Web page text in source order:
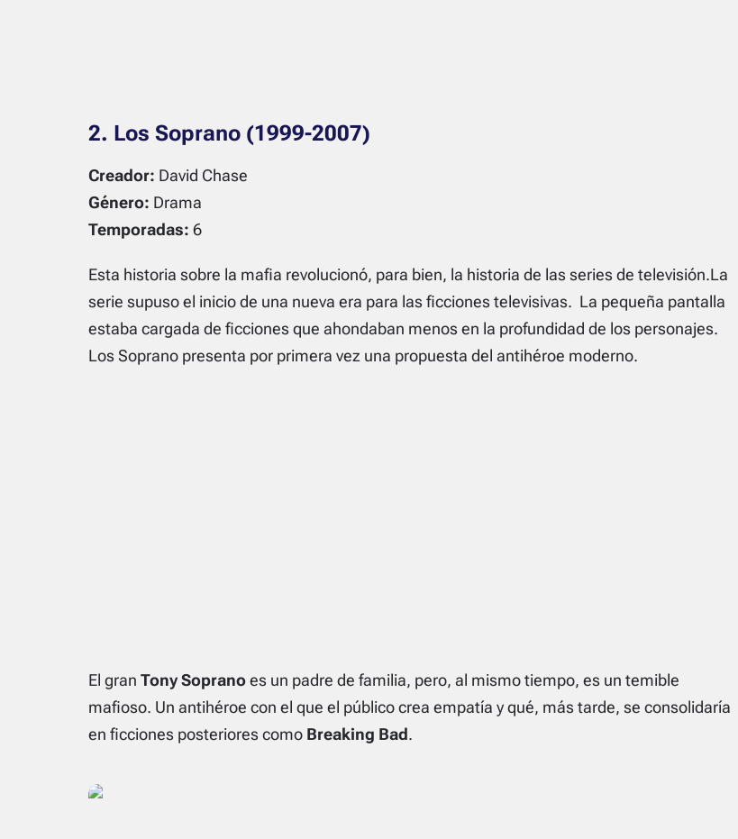
2. Los Soprano (1999-2007)
Creador: David Chase
Género: Drama
Temporadas: 6
Esta historia sobre la mafia revolucionó, para bien, la historia de las series de televisión.La
serie supuso el inicio de una nueva era para las ficciones televisivas. La pequeña pantalla
estaba cargada de ficciones que ahondaban menos en la profundidad de los personajes.
Los Soprano presenta por primera vez una propuesta del antihéroe moderno.
El gran Tony Sopranoes un padre de familia, pero, al mismo tiempo, es un temible
mafioso. Un antihéroe con el que el público crea empatía y qué, más tarde, se consolidaría
en ficciones posteriores como Breaking Bad.